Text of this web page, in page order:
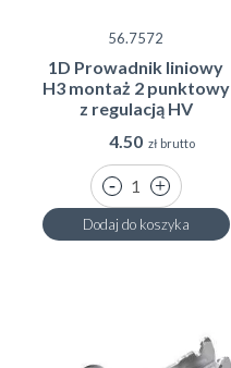
56.7572
1D Prowadnik liniowy
H3 montaż 2 punktowy
z regulacją HV
4.50 zł brutto
Dodaj do koszyka